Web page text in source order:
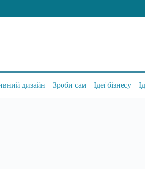
дизайн Зроби сам Ідеї бізнесу